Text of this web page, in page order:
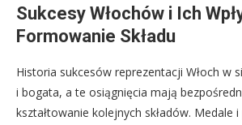
Sukcesy Włochów i Ich
Formowanie Składu
Historia sukcesów reprezentacji Włoch w
i bogata, a te osiągnięcia mają
kształtowanie kolejnych składów. Medale